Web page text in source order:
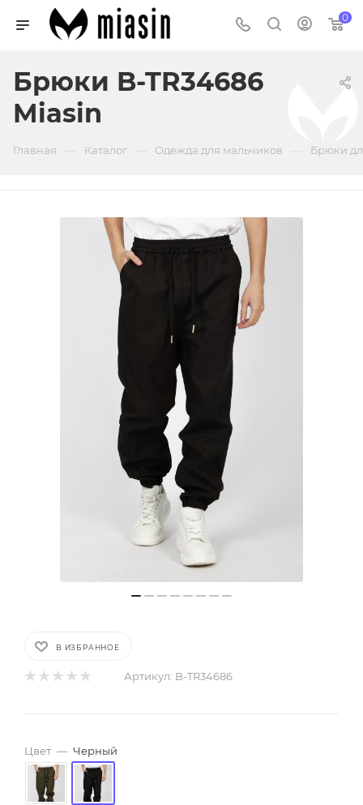
0
Брюки B-TR34686
Miasin
Главная Каталог Одежда для мальчиков Брюки
В ИЗБРАННОЕ
Артикул: B-TR34686
Цвет — Черный